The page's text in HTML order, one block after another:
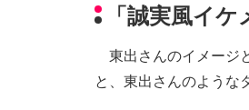
「誠実風イ
東出さんのイメージ
と、東出さんのような